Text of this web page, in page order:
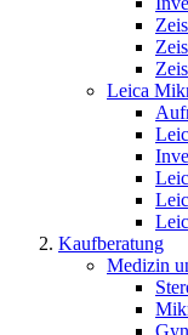
Leica
Kaufberatung
Medizin